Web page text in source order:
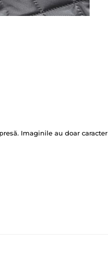
Imaginile au doar caracter